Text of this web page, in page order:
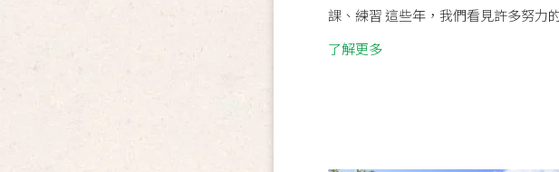
課、練習 這些年，我們看見許多努力
了解更多